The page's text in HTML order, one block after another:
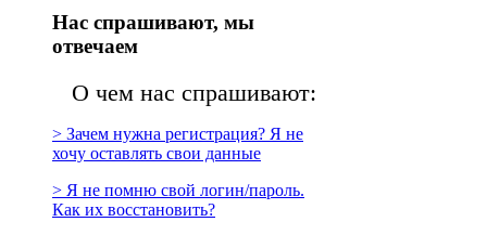
Нас спрашивают, мы
отвечаем
О чем нас спрашивают:
> Зачем нужна регистрация? Я не
хочу оставлять свои данные
> Я не помню свой логин/пароль.
Как их восстановить?